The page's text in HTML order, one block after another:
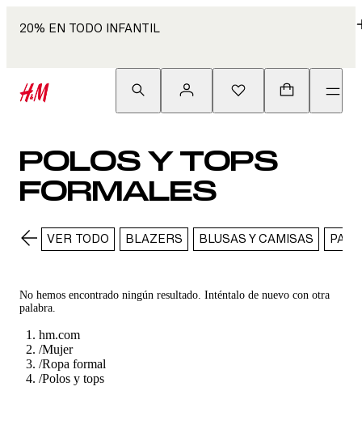
20% EN TODO INFANTIL
POLOS Y TOPS
FORMALES
VER TODO BLAZERS BLUSAS Y CAMISAS
No hemos encontrado ningún resultado. Inténtalo de nuevo con otra
palabra.
hm.com
/Mujer
/Ropa formal
/Polos y tops